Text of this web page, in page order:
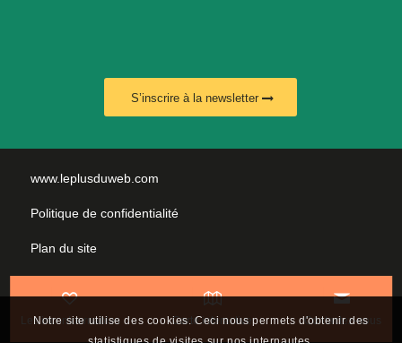
Les incontournables Carte interactive Contactez-nous
S’inscrire à la newsletter
www.leplusduweb.com
Politique de confidentialité
Plan du site
Nous contacter
Notre site utilise des cookies. Ceci nous permets d'obtenir des